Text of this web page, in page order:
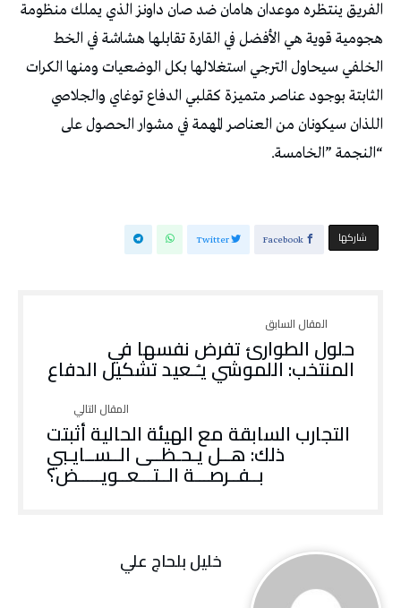
“‬النجمة‭” ‬الخامسة‭. ‬
‫‫ شاركها‬ Facebook
Twitter
حلول الطوارئ تفرض نفسها في
المنتخب: اللموشي يـُـعيد تشكيل الدفاع
التجارب السابقة مع الهيئة الحالية أثبتت
ذلك: هــل يـحـظــى الــســايـبي
بــفــرصـــة الــتـــعــويـــــض؟
خليل‭ ‬بلحاج‭ ‬علي